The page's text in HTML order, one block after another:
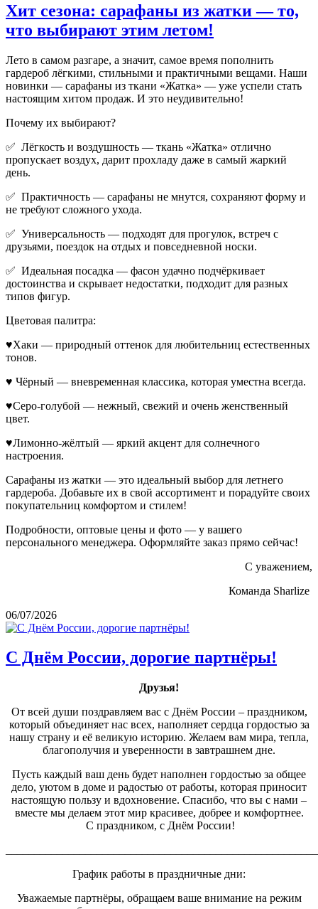
Хит сезона: сарафаны из жатки — то,
что выбирают этим летом!
Лето в самом разгаре, а значит, самое время пополнить
гардероб лёгкими, стильными и практичными вещами. Наши
новинки — сарафаны из ткани «Жатка» — уже успели стать
настоящим хитом продаж. И это неудивительно!
Почему их выбирают?
✅ Лёгкость и воздушность — ткань «Жатка» отлично
пропускает воздух, дарит прохладу даже в самый жаркий
день.
✅ Практичность — сарафаны не мнутся, сохраняют форму и
не требуют сложного ухода.
✅ Универсальность — подходят для прогулок, встреч с
друзьями, поездок на отдых и повседневной носки.
✅ Идеальная посадка — фасон удачно подчёркивает
достоинства и скрывает недостатки, подходит для разных
типов фигур.
Цветовая палитра:
♥Хаки — природный оттенок для любительниц естественных
тонов.
♥ Чёрный — вневременная классика, которая уместна всегда.
♥Серо-голубой — нежный, свежий и очень женственный
цвет.
♥Лимонно-жёлтый — яркий акцент для солнечного
настроения.
Сарафаны из жатки — это идеальный выбор для летнего
гардероба. Добавьте их в свой ассортимент и порадуйте своих
покупательниц комфортом и стилем!
Подробности, оптовые цены и фото — у вашего
персонального менеджера. Оформляйте заказ прямо сейчас!
С уважением,
Команда Sharlize
06/07/2026
С Днём России, дорогие партнёры!
Друзья!
От всей души поздравляем вас с Днём России – праздником,
который объединяет нас всех, наполняет сердца гордостью за
нашу страну и её великую историю. Желаем вам мира, тепла,
благополучия и уверенности в завтрашнем дне.
Пусть каждый ваш день будет наполнен гордостью за общее
дело, уютом в доме и радостью от работы, которая приносит
настоящую пользу и вдохновение. Спасибо, что вы с нами –
вместе мы делаем этот мир красивее, добрее и комфортнее.
С праздником, с Днём России!
График работы в праздничные дни:
Уважаемые партнёры, обращаем ваше внимание на режим